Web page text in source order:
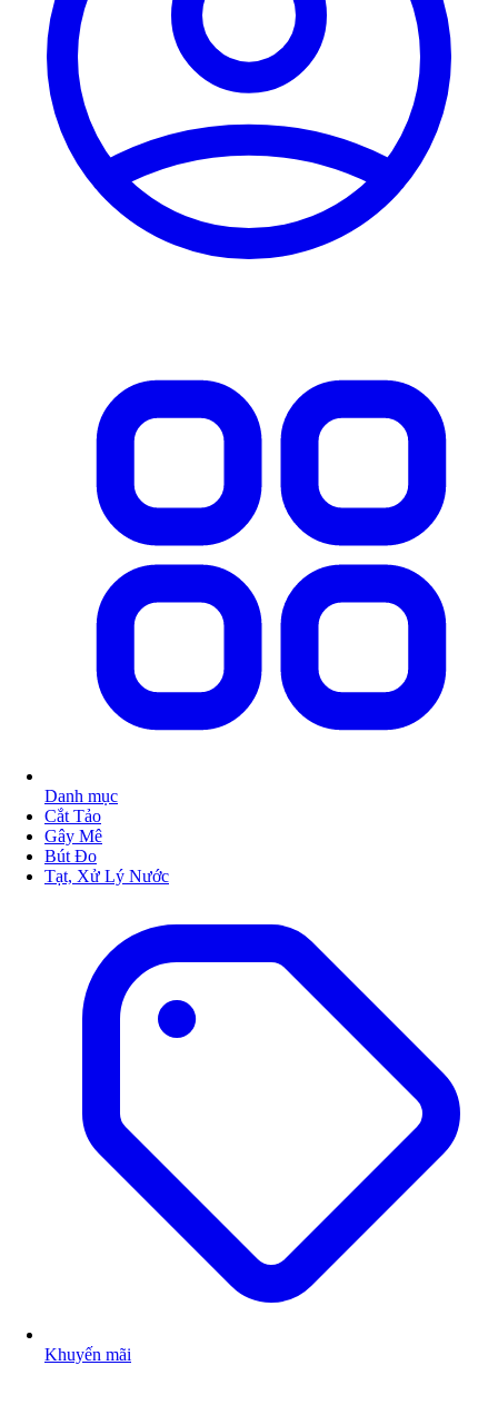
Danh mục
Cắt Tảo
Gây Mê
Bút Đo
Tạt, Xử Lý Nước
Khuyến mãi